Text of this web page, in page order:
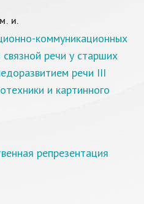
И.
коммуникационных
речи у старших
речи III
и картинного
репрезентация